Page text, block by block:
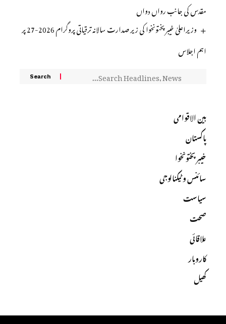
مقدس کی جانب رواں دواں
وزیراعلیٰ خیبرپختونخوا کی زیر صدارت سالانہ ترقیاتی پروگرام 2026-27 پر
اہم اجلاس
بین الاقوامی
پاکستان
خیبرپختونخوا
سائنس و ٹیکنالوجی
سیاست
صحت
علاقائی
کاروبار
کھیل